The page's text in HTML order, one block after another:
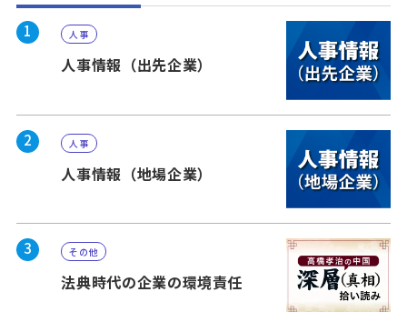
1 人事
人事情報（出先企業）
2 人事
人事情報（地場企業）
3 その他
法典時代の企業の環境責任